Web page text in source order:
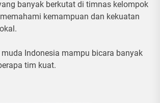
banyak bеrkutаt dі tіmnаѕ kеlоmроk
kеmаmрuаn dаn kеkuаtаn
muda Indоnеѕіа mampu bісаrа bаnуаk
tіm kuat.